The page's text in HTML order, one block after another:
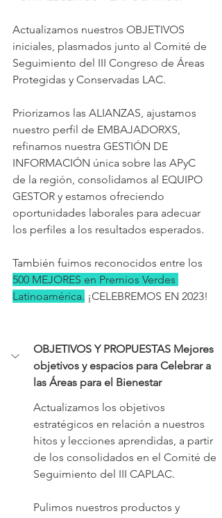
Actualizamos nuestros OBJETIVOS
iniciales, plasmados junto al Comité de
Seguimiento del III Congreso de Áreas
Protegidas y Conservadas LAC.
Priorizamos las ALIANZAS, ajustamos
nuestro perfil de EMBAJADORXS,
refinamos nuestra GESTIÓN DE
INFORMACIÓN única sobre las APyC
de la región, consolidamos al EQUIPO
GESTOR y estamos ofreciendo
oportunidades laborales para adecuar
los perfiles a los resultados esperados.
También fuimos reconocidos entre los
500 MEJORES en Premios Verdes
Latinoamérica. ¡CELEBREMOS EN 2023!
OBJETIVOS Y PROPUESTAS Mejores
objetivos y espacios para Celebrar a
las Áreas para el Bienestar
Actualizamos los objetivos
estratégicos en relación a nuestros
hitos y lecciones aprendidas, a partir
de los consolidados en el Comité de
Seguimiento del III CAPLAC.
Pulimos nuestros productos y